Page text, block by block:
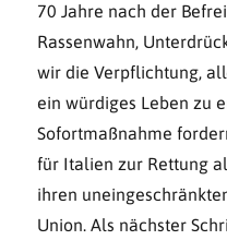
70 Jahre nach der
Rassenwahn,
wir die Verpflichtung,
ein würdiges Leben zu
Sofortmaßnahme
für Italien zur Rettung
ihren
Union. Als nächster